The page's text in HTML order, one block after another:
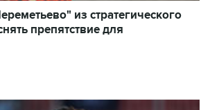
из стратегического
препятствие для